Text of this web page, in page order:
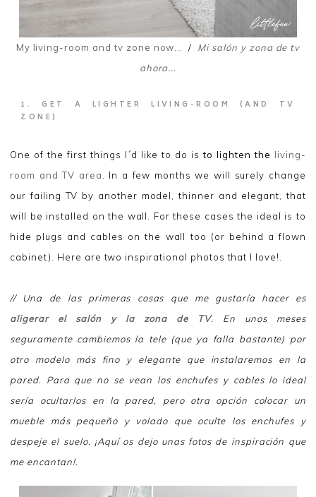
My living-room and tv zone now... / Mi salón y zona de tv
ahora...
1. GET A LIGHTER LIVING-ROOM (AND TV
ZONE)
One of the first things I´d like to do isto lighten the living-
room and TV area
. In a few months we will surely change
our failing TV by another model, thinner and elegant, that
will be installed on the wall. For these cases the ideal is to
hide plugs and cables on the wall too (or behind a flown
cabinet). Here are two inspirational photos that I love!.
// Una de las primeras cosas que me gustaría hacer es
aligerar el salón y la zona de TV. En unos meses
seguramente cambiemos la tele (que ya falla bastante) por
otro modelo más fino y elegante que instalaremos en la
pared. Para que no se vean los enchufes y cables lo ideal
sería ocultarlos en la pared, pero otra opción colocar un
mueble más pequeño y volado que oculte los enchufes y
despeje el suelo. ¡Aquí os dejo unas fotos de inspiración que
me encantan!.